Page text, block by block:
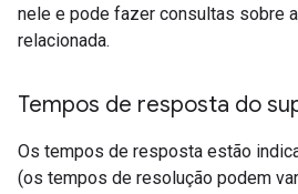
nele e pode fazer consultas sobre
relacionada.
Tempos de resposta do
Os tempos de resposta estão
(os tempos de resolução podem